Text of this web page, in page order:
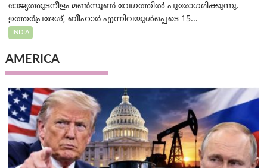
രാജ്യത്തുടനീളം മൺസൂൺ വേഗത്തിൽ പുരോഗമിക്കുന്നു.
ഉത്തർപ്രദേശ്, ബീഹാർ എന്നിവയുൾപ്പെടെ 15...
INDIA
AMERICA